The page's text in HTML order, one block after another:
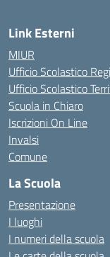
Link Esterni
MIUR
Ufficio Scolastico
Ufficio Scolastico
Scuola in Chiaro
Iscrizioni On Line
Invalsi
Comune
La Scuola
Presentazione
I luoghi
I numeri della scuola